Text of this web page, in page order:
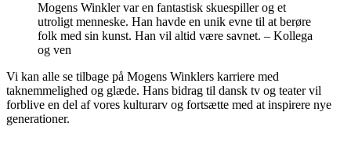
Mogens Winkler var en fantastisk skuespiller og et
utroligt menneske. Han havde en unik evne til at berøre
folk med sin kunst. Han vil altid være savnet. – Kollega
og ven
Vi kan alle se tilbage på Mogens Winklers karriere med
taknemmelighed og glæde. Hans bidrag til dansk tv og teater vil
forblive en del af vores kulturarv og fortsætte med at inspirere nye
generationer.